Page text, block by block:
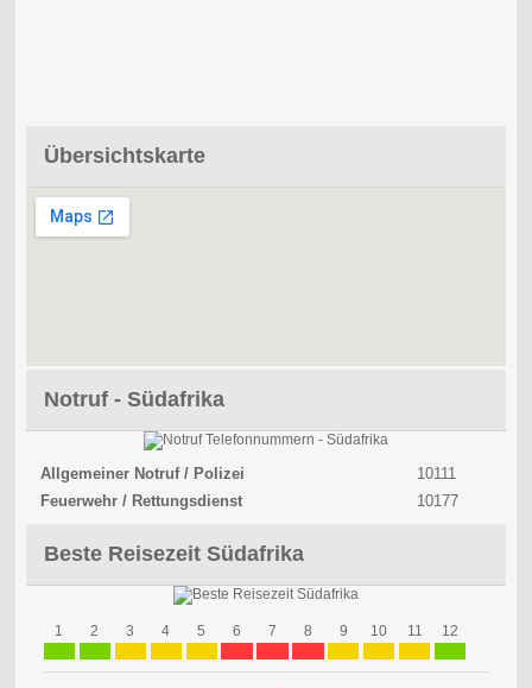
Übersichtskarte
Notruf - Südafrika
Allgemeiner Notruf / Polizei
10111
Feuerwehr / Rettungsdienst
10177
Beste Reisezeit Südafrika
1 2 3 4 5 6 7 8 9 10 11 12